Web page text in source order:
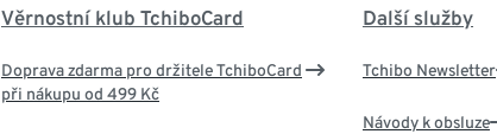
Věrnostní klub TchiboCard
Doprava zdarma pro držitele TchiboCard
při nákupu od 499 Kč
Další služby
Tchibo Newsletter
Návody k obsluze